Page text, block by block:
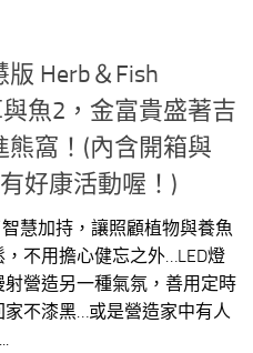
版 Herb＆Fish
魚2，金富貴盛著吉
熊窩！(內含開箱與
好康活動喔！)
慧加持，讓照顧植物與養魚
不用擔心健忘之外…LED燈
營造另一種氣氛，善用定時
家不漆黑…或是營造家中有人